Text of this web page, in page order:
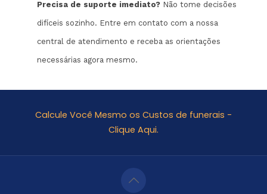
Precisa de suporte imediato?Não tome decisões
difíceis sozinho. Entre em contato com a nossa
central de atendimento e receba as orientações
necessárias agora mesmo.
Calcule Você Mesmo os Custos de funerais -
Clique Aqui.